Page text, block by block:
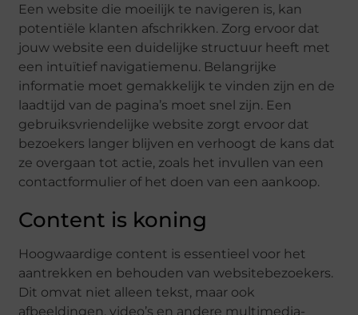
Een website die moeilijk te navigeren is, kan
potentiële klanten afschrikken. Zorg ervoor dat
jouw website een duidelijke structuur heeft met
een intuïtief navigatiemenu. Belangrijke
informatie moet gemakkelijk te vinden zijn en de
laadtijd van de pagina’s moet snel zijn. Een
gebruiksvriendelijke website zorgt ervoor dat
bezoekers langer blijven en verhoogt de kans dat
ze overgaan tot actie, zoals het invullen van een
contactformulier of het doen van een aankoop.
Content is koning
Hoogwaardige content is essentieel voor het
aantrekken en behouden van websitebezoekers.
Dit omvat niet alleen tekst, maar ook
afbeeldingen, video’s en andere multimedia-